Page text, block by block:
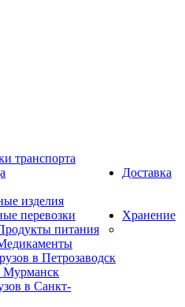
транспорта
Доставка
изделия
перевозки
питания
в Петрозаводск
Мурманск
в Санкт-
Хранение